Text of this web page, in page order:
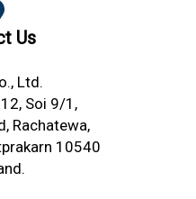
Us
Ltd.
Soi 9/1,
Rachatewa,
10540